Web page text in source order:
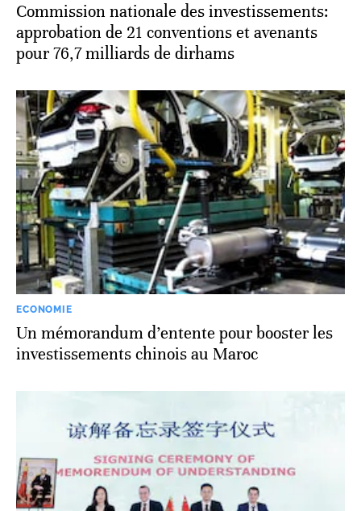
Commission nationale des investissements:
approbation de 21 conventions et avenants
pour 76,7 milliards de dirhams
ECONOMIE
Un mémorandum d’entente pour booster les
investissements chinois au Maroc